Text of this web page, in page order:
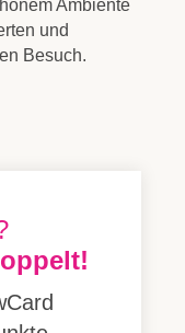
Ambiente
und
Besuch.